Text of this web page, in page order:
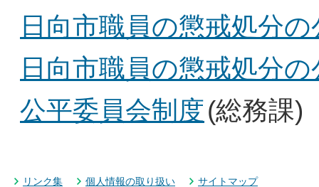
日向市職員の懲戒処分
日向市職員の懲戒処分
公平委員会制度(総務課)
リンク集 個人情報の取り扱い サイトマップ